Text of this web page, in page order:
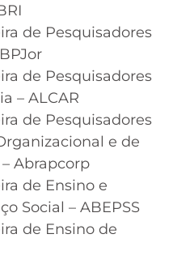
de Pesquisadores
de Pesquisadores
– ALCAR
de Pesquisadores
e de
Abrapcorp
de Ensino e
Social – ABEPSS
de Ensino de